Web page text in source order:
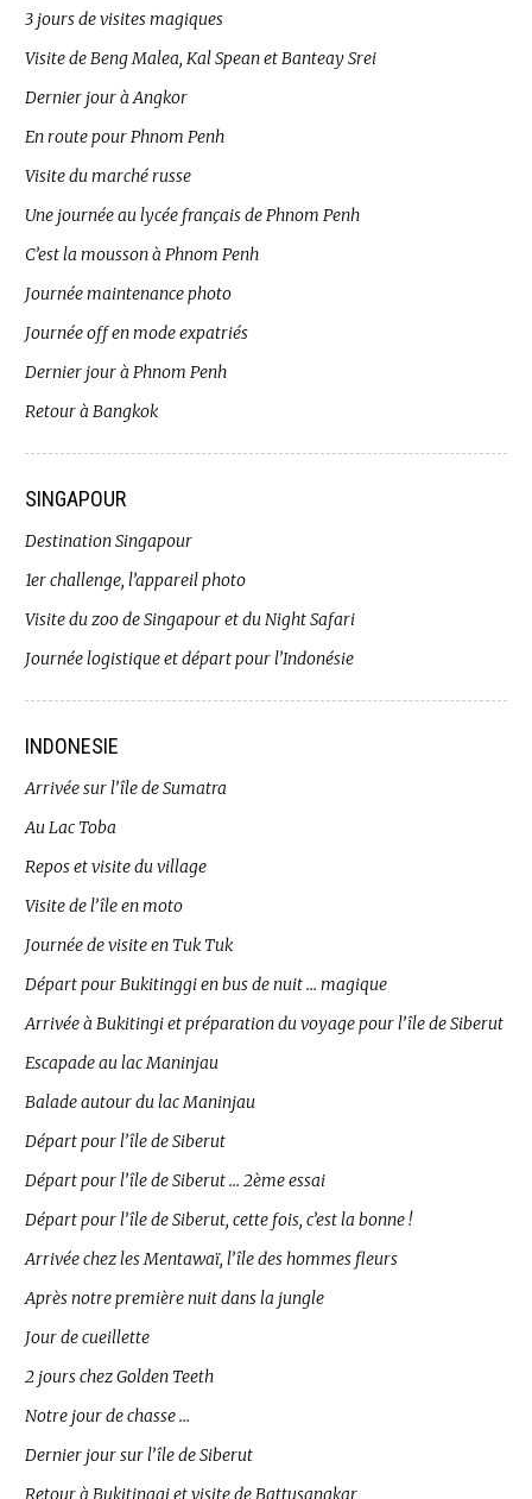
3 jours de visites magiques
Visite de Beng Malea, Kal Spean et Banteay Srei
Dernier jour à Angkor
En route pour Phnom Penh
Visite du marché russe
Une journée au lycée français de Phnom Penh
C’est la mousson à Phnom Penh
Journée maintenance photo
Journée off en mode expatriés
Dernier jour à Phnom Penh
Retour à Bangkok
SINGAPOUR
Destination Singapour
1er challenge, l’appareil photo
Visite du zoo de Singapour et du Night Safari
Journée logistique et départ pour l’Indonésie
INDONESIE
Arrivée sur l’île de Sumatra
Au Lac Toba
Repos et visite du village
Visite de l’île en moto
Journée de visite en Tuk Tuk
Départ pour Bukitinggi en bus de nuit … magique
Arrivée à Bukitingi et préparation du voyage pour l’île de Siberut
Escapade au lac Maninjau
Balade autour du lac Maninjau
Départ pour l’île de Siberut
Départ pour l’île de Siberut … 2ème essai
Départ pour l’île de Siberut, cette fois, c’est la bonne !
Arrivée chez les Mentawaï, l’île des hommes fleurs
Après notre première nuit dans la jungle
Jour de cueillette
2 jours chez Golden Teeth
Notre jour de chasse …
Dernier jour sur l’île de Siberut
Retour à Bukitinggi et visite de Battusangkar